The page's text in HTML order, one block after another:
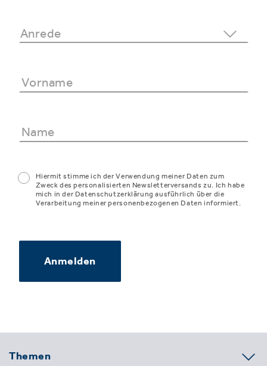
Hiermit stimme ich der Verwendung meiner Daten zum
Zweck des personalisierten Newsletterversands zu. Ich habe
mich in der Datenschutzerklärung ausführlich über die
Verarbeitung meiner personenbezogenen Daten informiert.
Anmelden
Themen